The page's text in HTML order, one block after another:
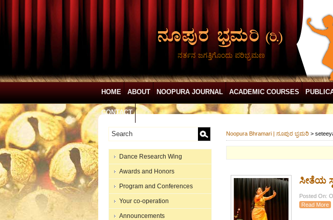
ನರ್ತನ ಜಗತ್ತಿಗೊಂದು ಪರಿಭ್ರಮಣ
HOME ABOUT NOOPURA JOURNAL ACADEMIC COURSES
CONTACT
Dance Research Wing
Awards and Honors
Program and Conferences
Your co-operation
Announcements
Noopura Bhramari | ನೂಪುರ ಭ್ರಮರಿ >
ಸೀತೆಯ
Posted On:
Read More